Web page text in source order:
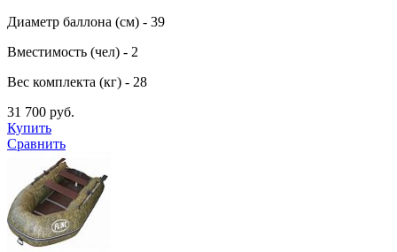
Диаметр баллона (см) - 39
Вместимость (чел) - 2
Вес комплекта (кг) - 28
31 700 руб.
Купить
Сравнить